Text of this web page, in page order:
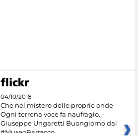
04/10/2018
Che nel mistero delle proprie onde
Ogni terrena voce fa naufragio. -
Giuseppe Ungaretti Buongiorno dal
#MuseoBarracco